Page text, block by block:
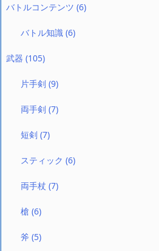
バトルコンテンツ (6)
バトル知識(6)
武器 (105)
片手剣(9)
両手剣(7)
短剣(7)
スティック(6)
両手杖(7)
槍(6)
斧(5)